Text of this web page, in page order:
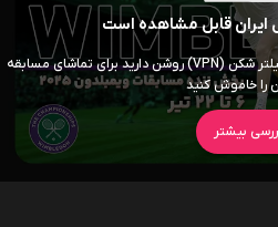
ایران قابل مشاهده است
آی پی شما خارج از ایران است اگر فیلتر شکن (VPN) روشن دارید برای تماشای مسابقه
را خاموش کنید
بیشتر